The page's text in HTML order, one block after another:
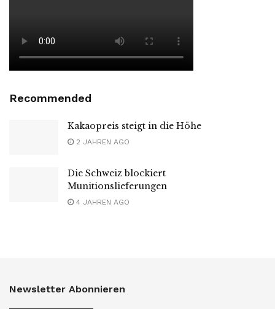
Recommended
Kakaopreis steigt in die Höhe
2 JAHREN AGO
Die Schweiz blockiert
Munitionslieferungen
4 JAHREN AGO
Newsletter Abonnieren